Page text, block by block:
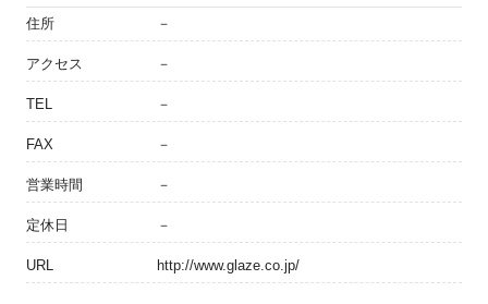
住所 －
アクセス －
TEL －
FAX －
営業時間 －
定休日 －
URL http://www.glaze.co.jp/